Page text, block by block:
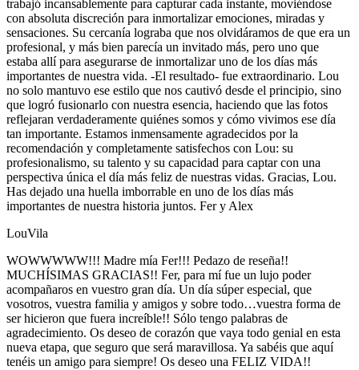
trabajó incansablemente para capturar cada instante, moviéndose
con absoluta discreción para inmortalizar emociones, miradas y
sensaciones. Su cercanía lograba que nos olvidáramos de que era un
profesional, y más bien parecía un invitado más, pero uno que
estaba allí para asegurarse de inmortalizar uno de los días más
importantes de nuestra vida. -El resultado- fue extraordinario. Lou
no solo mantuvo ese estilo que nos cautivó desde el principio, sino
que logró fusionarlo con nuestra esencia, haciendo que las fotos
reflejaran verdaderamente quiénes somos y cómo vivimos ese día
tan importante. Estamos inmensamente agradecidos por la
recomendación y completamente satisfechos con Lou: su
profesionalismo, su talento y su capacidad para captar con una
perspectiva única el día más feliz de nuestras vidas. Gracias, Lou.
Has dejado una huella imborrable en uno de los días más
importantes de nuestra historia juntos. Fer y Alex
LouVila
WOWWWWW!!! Madre mía Fer!!! Pedazo de reseña!!
MUCHÍSIMAS GRACIAS!! Fer, para mí fue un lujo poder
acompañaros en vuestro gran día. Un día súper especial, que
vosotros, vuestra familia y amigos y sobre todo…vuestra forma de
ser hicieron que fuera increíble!! Sólo tengo palabras de
agradecimiento. Os deseo de corazón que vaya todo genial en esta
nueva etapa, que seguro que será maravillosa. Ya sabéis que aquí
tenéis un amigo para siempre! Os deseo una FELIZ VIDA!!